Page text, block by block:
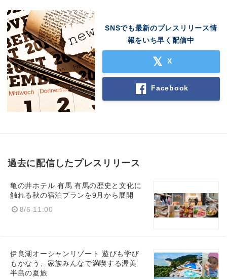
SNSでも最新のプレスリリース情
報をいち早く配信中
X
Facebook
過去に配信したプレスリリース
亀の井ホテル 有馬 有馬の歴史と文化に
触れる秋の宿泊プランを9月から展開
8/6 11:00
伊良湖オーシャンリゾート 遊びも学び
もかなう、家族みんなで満喫する渥美
半島の夏旅